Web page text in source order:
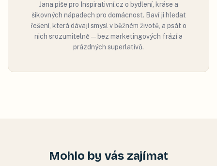
Jana píše pro Inspirativní.cz o bydlení, kráse a
šikovných nápadech pro domácnost. Baví ji hledat
řešení, která dávají smysl v běžném životě, a psát o
nich srozumitelně — bez marketingových frází a
prázdných superlativů.
Mohlo by vás zajímat